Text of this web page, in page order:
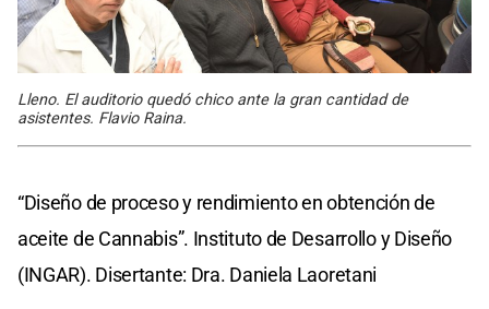
Lleno. El auditorio quedó chico ante la gran cantidad de
asistentes. Flavio Raina.
“Diseño de proceso y rendimiento en obtención de
aceite de Cannabis”. Instituto de Desarrollo y Diseño
(INGAR). Disertante: Dra. Daniela Laoretani